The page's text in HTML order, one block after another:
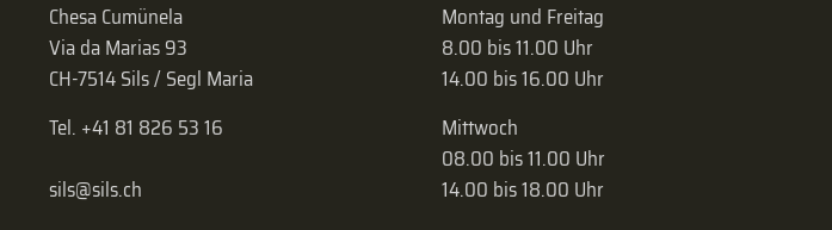
Chesa Cumünela
Via da Marias 93
CH-7514 Sils / Segl Maria
Tel. +41 81 826 53 16
sils@sils.ch
Montag und Freitag
8.00 bis 11.00 Uhr
14.00 bis 16.00 Uhr
Mittwoch
08.00 bis 11.00 Uhr
14.00 bis 18.00 Uhr